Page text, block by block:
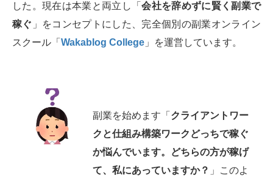
した。現在は本業と両立し「会社を辞めずに賢く副業で
稼ぐ 」をコンセプトにした、完全個別の副業オンライン
スクール「 Wakablog College 」を運営しています。
副業を始めます「 クライアントワー
クと仕組み構築ワークどっちで稼ぐ
か悩んでいます。どちらの方が稼げ
て、私にあっていますか？ 」このよ